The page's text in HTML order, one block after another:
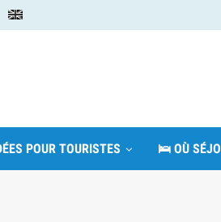
POUR TOURISTES 🛌 OÙ